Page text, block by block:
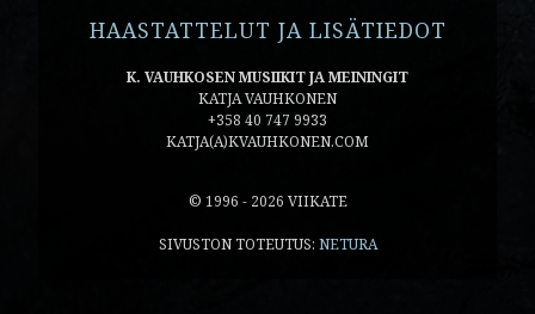
HAASTATTELUT JA LISÄTIEDOT
K. VAUHKOSEN MUSIIKIT JA MEININGIT
KATJA VAUHKONEN
+358 40 747 9933
KATJA(A)KVAUHKONEN.COM
© 1996 - 2026 VIIKATE
SIVUSTON TOTEUTUS: NETURA